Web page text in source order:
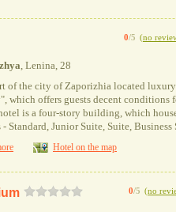
0/5 (no
, Lenina, 28
of the city of Zaporizhia located
which offers guests decent conditions
is a four-story building, which
- Standard, Junior Suite, Suite, Business
Hotel on the map
0/5 (no